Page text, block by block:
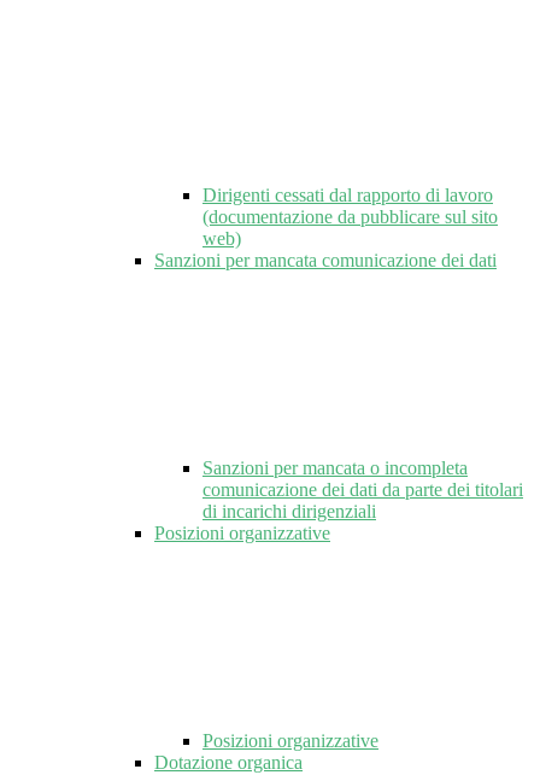
Dirigenti cessati dal rapporto di lavoro
(documentazione da pubblicare sul sito
web)
Sanzioni per mancata comunicazione dei dati
Sanzioni per mancata o incompleta
comunicazione dei dati da parte dei titolari
di incarichi dirigenziali
Posizioni organizzative
Posizioni organizzative
Dotazione organica